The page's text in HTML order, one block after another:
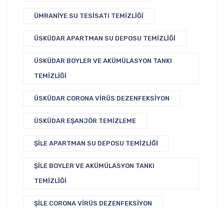
ÜMRANIYE SU TESISATI TEMIZLIĞI
ÜSKÜDAR APARTMAN SU DEPOSU TEMIZLIĞI
ÜSKÜDAR BOYLER VE AKÜMÜLASYON TANKI
TEMIZLIĞI
ÜSKÜDAR CORONA VIRÜS DEZENFEKSIYON
ÜSKÜDAR EŞANJÖR TEMIZLEME
ŞILE APARTMAN SU DEPOSU TEMIZLIĞI
ŞILE BOYLER VE AKÜMÜLASYON TANKI
TEMIZLIĞI
ŞILE CORONA VIRÜS DEZENFEKSIYON